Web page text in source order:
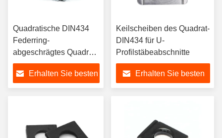
Quadratische DIN434
Federring-
abgeschrägtes Quadrat-
StahlKeilscheiben
Erhalten Sie besten
Keilscheiben des Quadrat-
DIN434 für U-
Profilstäbeabschnitte
Erhalten Sie besten